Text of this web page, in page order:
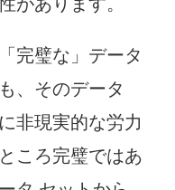
完璧な」データ
、そのデータ
非現実的な労力
ころ完璧ではあ